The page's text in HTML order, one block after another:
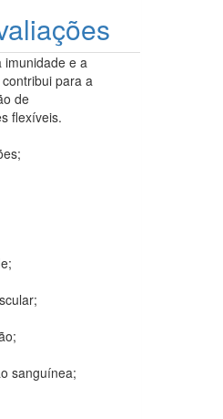
imunidade e a
para a
de
flexíveis.
sanguínea;